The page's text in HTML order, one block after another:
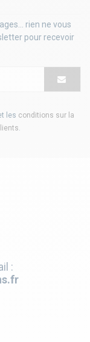
rien ne vous
pour recevoir
les conditions sur la
: